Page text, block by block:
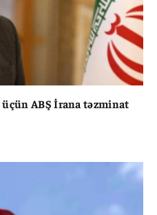
üçün ABŞ İrana təzminat